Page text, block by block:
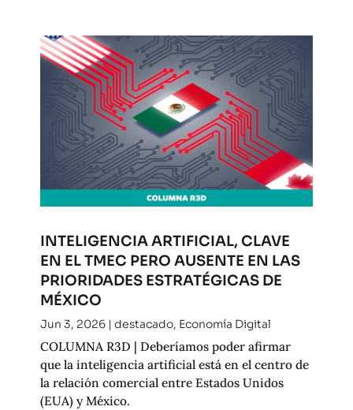
INTELIGENCIA ARTIFICIAL, CLAVE
EN EL TMEC PERO AUSENTE EN LAS
PRIORIDADES ESTRATÉGICAS DE
MÉXICO
Jun 3, 2026| destacado, Economía Digital
COLUMNA R3D | Deberíamos poder afirmar
que la inteligencia artificial está en el centro de
la relación comercial entre Estados Unidos
(EUA) y México.